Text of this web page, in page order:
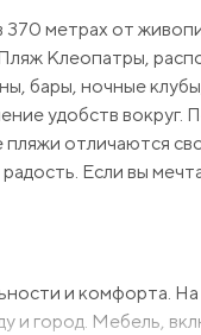
370 метрах от
Клеопатры,
бары, ночные
удобств вокруг.
пляжи отличаются
Если вы
и комфорта.
и город. Мебель,